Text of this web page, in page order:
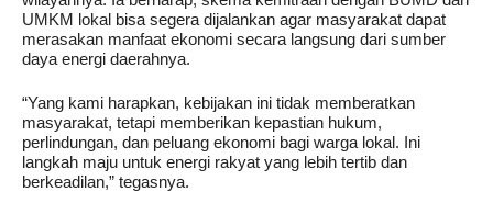
UMKM lokal bisa segera dijalankan agar masyarakat dapat
merasakan manfaat ekonomi secara langsung dari sumber
daya energi daerahnya.
“Yang kami harapkan, kebijakan ini tidak memberatkan
masyarakat, tetapi memberikan kepastian hukum,
perlindungan, dan peluang ekonomi bagi warga lokal. Ini
langkah maju untuk energi rakyat yang lebih tertib dan
berkeadilan,” tegasnya.